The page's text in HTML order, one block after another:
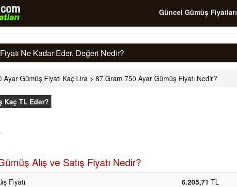
Güncel Gümüş Fiyatları
Ne Kadar Eder, Değeri Nedir?
Ayar Gümüş Fiyatı Kaç Lira > 87 Gram 750 Ayar Gümüş Fiyatı Nedir?
Kaç TL Eder?
Alış ve Satış Fiyatı Nedir?
Fiyatı 6.205,71 TL